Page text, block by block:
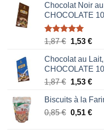
Chocolat Noir
CHOCOLATE
Note5.00
1,87€ Le
initial
était :
1,87 €.
1,53 €Le
est
Chocolat au
CHOCOLATE
1,87€ Le
initial
était :
1,53 €Le
est :
Biscuits à la
0,85€ Le
0,51 €Le